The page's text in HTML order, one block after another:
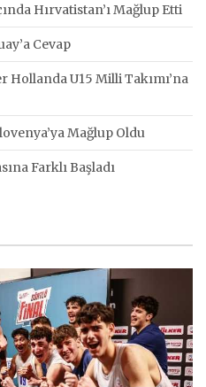
Hırvatistan’ı Mağlup Etti
Cevap
U15 Milli Takımı’na
Mağlup Oldu
Farklı Başladı